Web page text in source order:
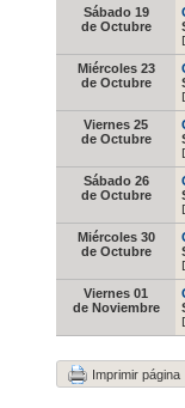
Sábado 19
de Octubre
Miércoles 23
de Octubre
Viernes 25
de Octubre
Sábado 26
de Octubre
Miércoles 30
de Octubre
Viernes 01
de Noviembre
Imprimir página